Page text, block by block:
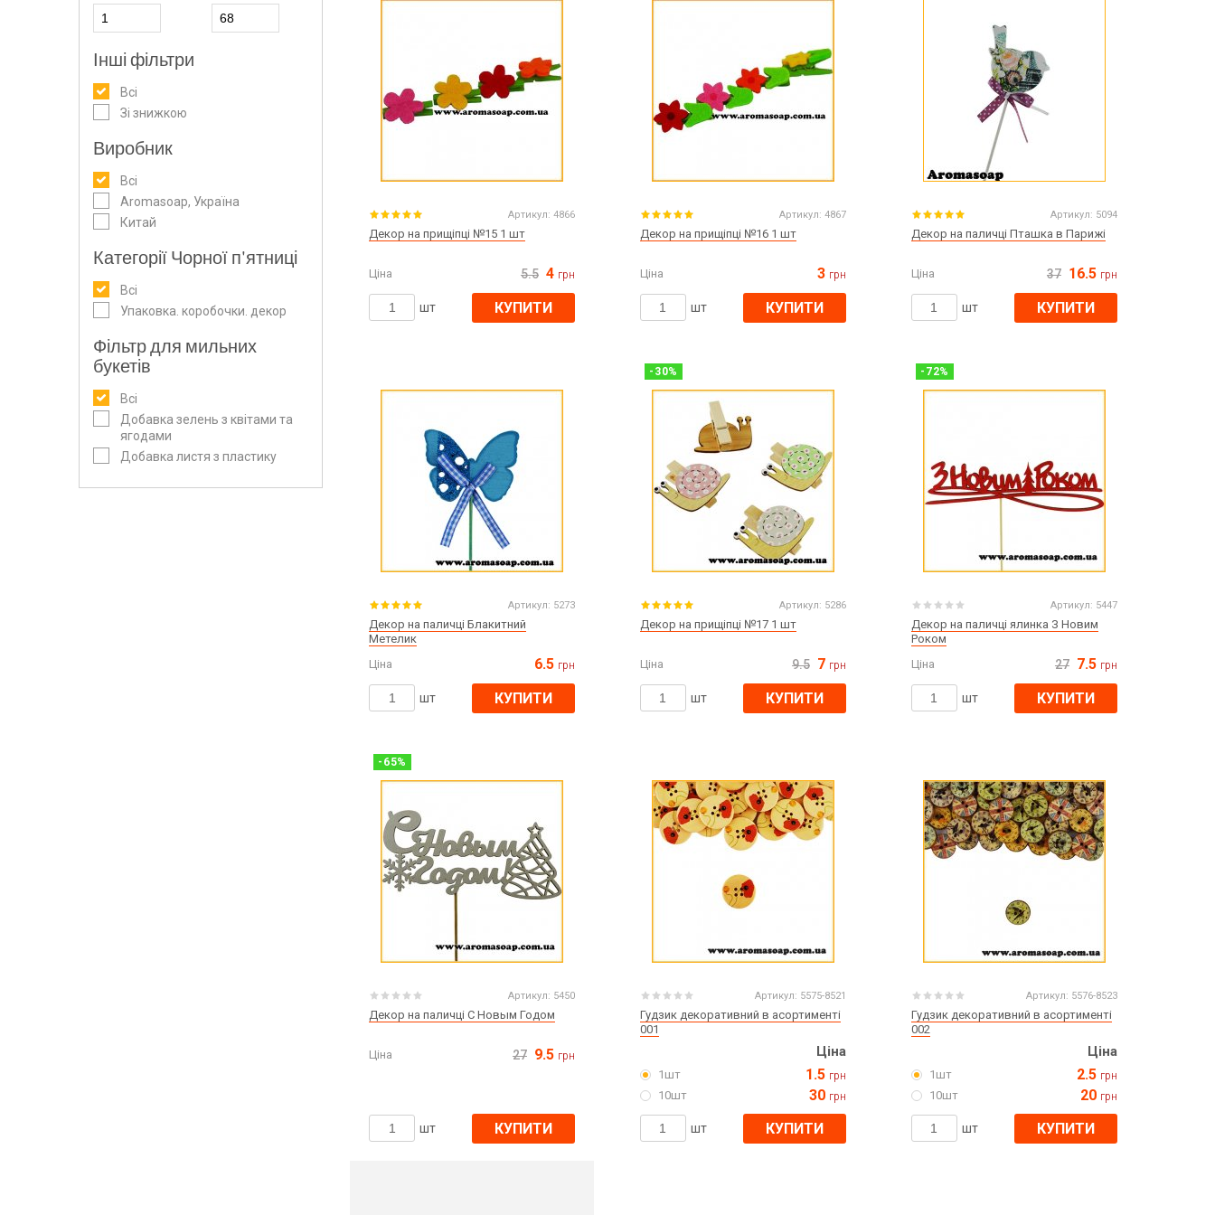
Інші фільтри
Всі
Зі знижкою
Виробник
Всі
Aromasoap, Україна
Китай
Категорії Чорної п'ятниці
Всі
Упаковка. коробочки. декор
Фільтр для мильних
букетів
Всі
Добавка зелень з квітами та
ягодами
Добавка листя з пластику
Артикул: 4866
Декор на прищіпці №15 1 шт
Ціна 5.5 4 грн
шт КУПИТИ
Артикул: 4867
Декор на прищіпці №16 1 шт
Ціна 3 грн
шт КУПИТИ
Артикул: 5094
Декор на паличці Пташка в Парижі
Ціна 37 16.5 грн
шт КУПИТИ
Артикул: 5273
Декор на паличці Блакитний
Метелик
Ціна
6.5 грн
шт КУПИТИ
- 30%
Артикул: 5286
Декор на прищіпці №17 1 шт
Ціна 9.5 7 грн
шт КУПИТИ
- 72%
Артикул: 5447
Декор на паличці ялинка З Новим
Роком
Ціна
27 7.5 грн
шт КУПИТИ
- 65%
Артикул: 5450
Декор на паличці С Новым Годом
Ціна 27 9.5 грн
шт КУПИТИ
Артикул: 5575-8521
Гудзик декоративний в асортименті
001
Ціна
1шт 1.5 грн
10шт 30 грн
шт КУПИТИ
Артикул: 5576-8523
Гудзик декоративний в асортименті
002
Ціна
1шт 2.5 грн
10шт 20 грн
шт КУПИТИ